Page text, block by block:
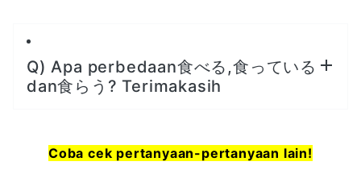
Q) Apa perbedaan食べる,食っている
dan食らう? Terimakasih
Coba cek pertanyaan-pertanyaan lain!